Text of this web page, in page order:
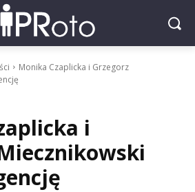
Monika Czaplicka i Grzegorz
i